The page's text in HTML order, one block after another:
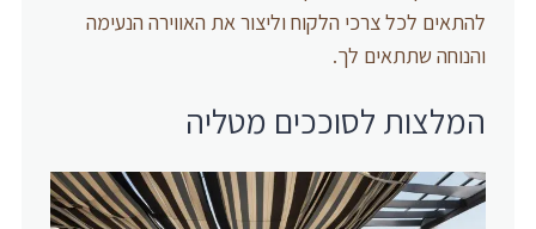
להתאים לכל צרכי הלקוח וליצור את האווירה הנעימה
והנוחה שתתאים לך.
המלצות לסוככים מטליה